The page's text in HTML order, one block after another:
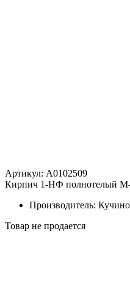
Артикул: A0102509
Кирпич 1-НФ полнотелый
Производитель: Кучино
Товар не продается